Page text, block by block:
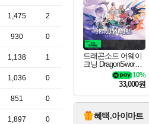
1,475 2
930 0
1,138 1
1,036 0
851 0
1,897 0
드래곤소드 어웨이
크닝 DragonSword A
10%
33,000원
혜택.아이마트